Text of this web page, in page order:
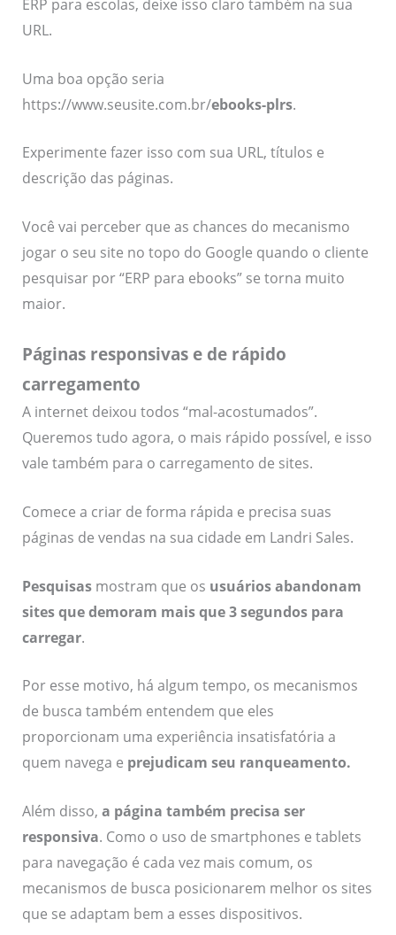
ERP para escolas, deixe isso claro também na sua
URL.
Uma boa opção seria
https://www.seusite.com.br/ebooks-plrs.
Experimente fazer isso com sua URL, títulos e
descrição das páginas.
Você vai perceber que as chances do mecanismo
jogar o seu site no topo do Google quando o cliente
pesquisar por “ERP para ebooks” se torna muito
maior.
Páginas responsivas e de rápido
carregamento
A internet deixou todos “mal-acostumados”.
Queremos tudo agora, o mais rápido possível, e isso
vale também para o carregamento de sites.
Comece a criar de forma rápida e precisa suas
páginas de vendas na sua cidade em Landri Sales.
Pesquisasmostram que os usuários abandonam
sites que demoram mais que 3 segundos para
carregar.
Por esse motivo, há algum tempo, os mecanismos
de busca também entendem que eles
proporcionam uma experiência insatisfatória a
quem navega e prejudicam seu ranqueamento.
Além disso, a página também precisa ser
responsiva. Como o uso de smartphones e tablets
para navegação é cada vez mais comum, os
mecanismos de busca posicionarem melhor os sites
que se adaptam bem a esses dispositivos.